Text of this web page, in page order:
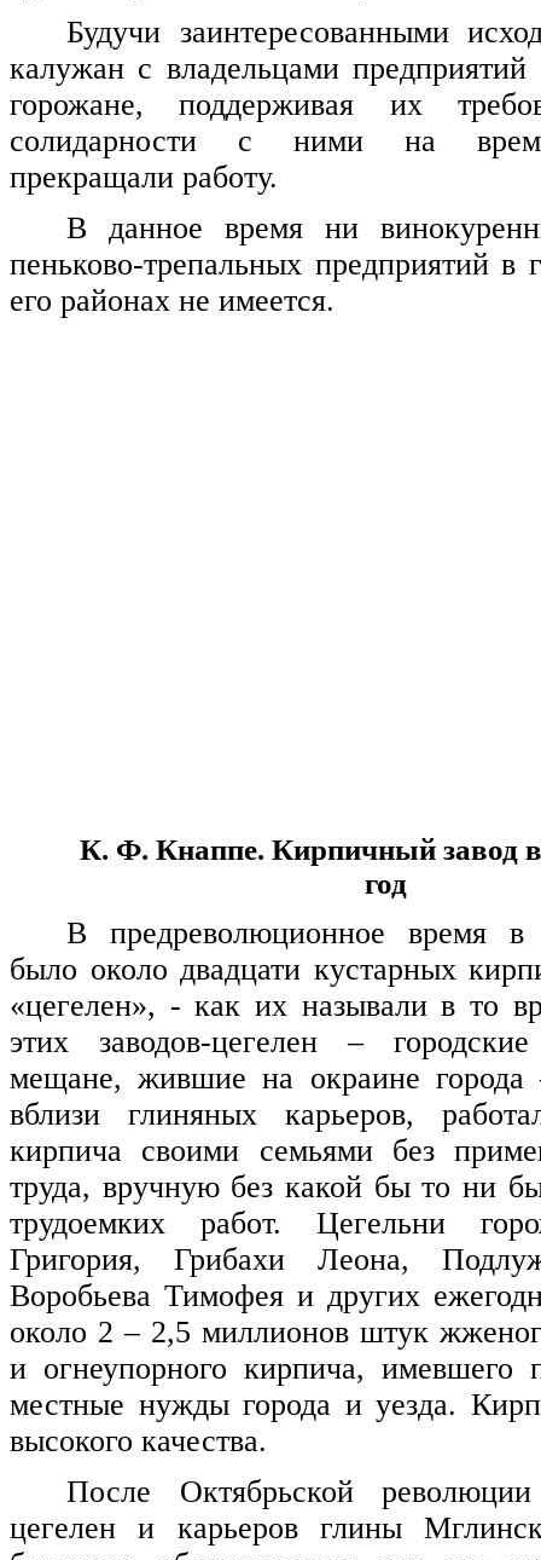
Будучи заинтересованными
калужан с владельцами
горожане, поддерживая их
солидарности с ними на
прекращали работу.
В данное время ни
пеньково-трепальных предприятий в
его районах не имеется.
К. Ф. Кнаппе. Кирпичный завод в
год
В предреволюционное время в
было около двадцати кустарных
«цегелен», - как их называли в то
этих заводов-цегелен –
мещане, жившие на окраине
вблизи глиняных карьеров,
кирпича своими семьями без
труда, вручную без какой бы то ни
трудоемких работ. Цегельни
Григория, Грибахи Леона,
Воробьева Тимофея и других
около 2 – 2,5 миллионов штук
и огнеупорного кирпича, имевшего
местные нужды города и уезда.
высокого качества.
После Октябрьской
цегелен и карьеров глины